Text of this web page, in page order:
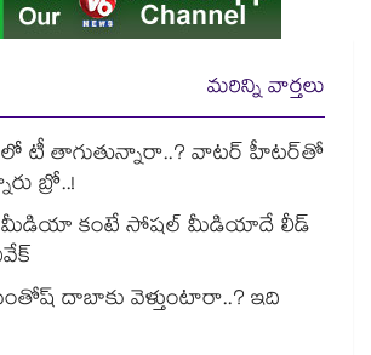
మరిన్ని వార్తలు
టీ తాగుతున్నారా..? వాటర్ హీటర్⁭⁭తో
బ్రో..!
మీడియా కంటే సోషల్ మీడియాదే లీడ్
దాబాకు వెళ్తుంటారా..? ఇది